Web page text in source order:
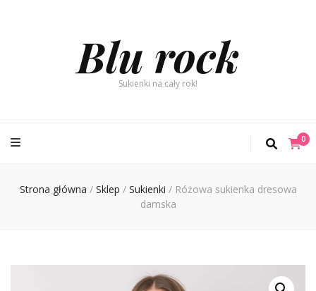
Blu rock
Sukienki na cały rok!
0
Strona główna / Sklep / Sukienki / Różowa sukienka dresowa
damska